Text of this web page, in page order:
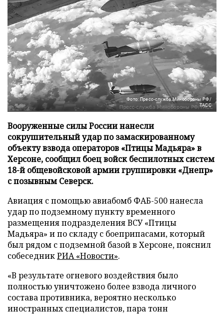
Фото: Пресс-служба Минобороны РФ/
ТАСС
Вооруженные силы России нанесли
сокрушительный удар по замаскированному
объекту взвода операторов «Птицы Мадьяра» в
Херсоне, сообщил боец войск беспилотных систем
18-й общевойсковой армии группировки «Днепр»
с позывным Северск.
Авиация с помощью авиабомб ФАБ-500 нанесла
удар по подземному пункту временного
размещения подразделения ВСУ «Птицы
Мадьяра» и по складу с боеприпасами, который
был рядом с подземной базой в Херсоне, пояснил
собеседникРИА «Новости».
«В результате огневого воздействия было
полностью уничтожено более взвода личного
состава противника, вероятно несколько
иностранных специалистов, пара тонн